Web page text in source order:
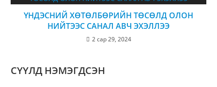
ҮНДЭСНИЙ ХӨТӨЛБӨРИЙН ТӨСӨЛД ОЛОН
НИЙТЭЭС САНАЛ АВЧ ЭХЭЛЛЭЭ
2 сар 29, 2024
СҮҮЛД НЭМЭГДСЭН